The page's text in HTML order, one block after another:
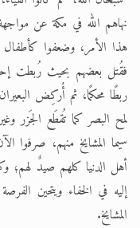
نهاهم الله في مكة عن
هذا الأمر، وضعفوا
فقُتل بعضهم بحيث رُبطت
ربطًا محكمًا، ثم أُركِض
لمح البصر كما تُقطَع الجَزر
سيما المشايخ منهم،
أهل الدنيا كلهم صيدٌ لهم؛
إليه في الخفاء ويتحين
المشايخ.